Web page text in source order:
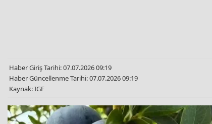
Haber Giriş Tarihi: 07.07.2026 09:19
Haber Güncellenme Tarihi: 07.07.2026 09:19
Kaynak: IGF